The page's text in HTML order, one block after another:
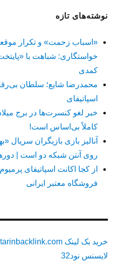
نوشته‌های تازه
«اسباب زحمت» و تکرار
کمدی
محمدرضا شایع؛ سلطان
اسپاتیفای
خبر لغو کنسرت‌ها در برج
کاملاً بی‌اساس است!
آنالیز بازی بازیگران سریال
روی آنتن شبکه دو است |
فروشگاه معتبر ایرانی
خرید بک لینک behtarinbacklink.com
لایسنس نود32